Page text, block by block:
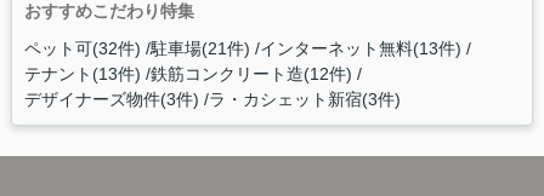
おすすめこだわり特集
ペット可(32件) 駐車場(21件) インターネット無料(13件)
テナント(13件) 鉄筋コンクリート造(12件)
デザイナーズ物件(3件) ラ・カシェット新宿(3件)